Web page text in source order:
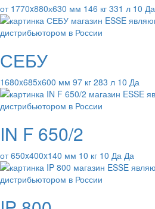
от 1770x880х630 мм 146 кг 331 л 10 Да
СЕБУ
1680x685x600 мм 97 кг 283 л 10 Да
IN F 650/2
от 650x400x140 мм 10 кг 10 Да Да